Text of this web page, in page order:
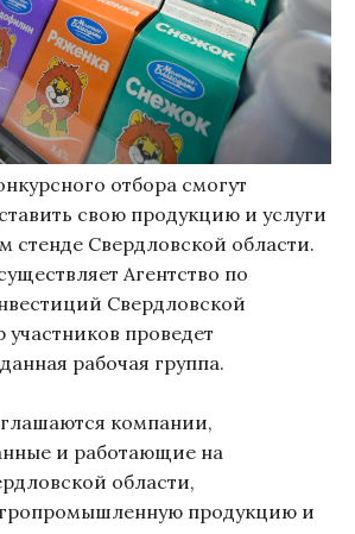
отбора смогут
свою продукцию и услуги
стенде Свердловской области.
Агентство по
Свердловской
участников проведет
рабочая группа.
компании,
и работающие на
области,
продукцию и